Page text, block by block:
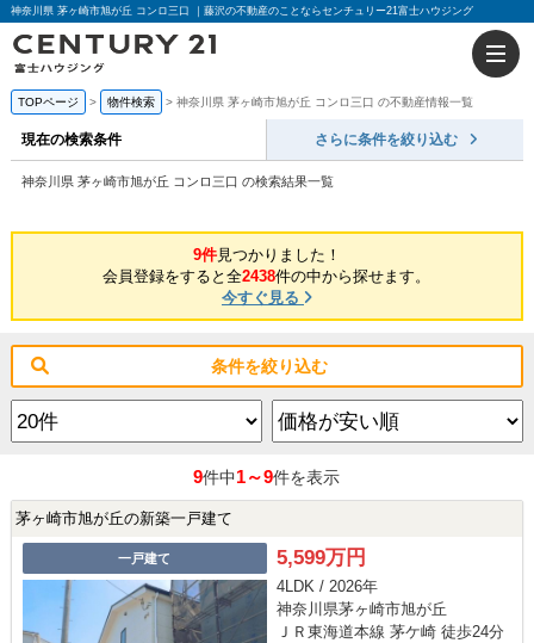
神奈川県 茅ヶ崎市旭が丘 コンロ三口 ｜藤沢の不動産のことならセンチュリー21富士ハウジング
TOPページ 物件検索 神奈川県 茅ヶ崎市旭が丘 コンロ三口 の不動産情報一覧
現在の検索条件 さらに条件を絞り込む
神奈川県 茅ヶ崎市旭が丘 コンロ三口 の検索結果一覧
9件見つかりました！
会員登録をすると全2438件の中から探せます。
今すぐ見る
条件を絞り込む
9件中1～9件を表示
茅ヶ崎市旭が丘の新築一戸建て
一戸建て 5,599万円
4LDK / 2026年
神奈川県茅ヶ崎市旭が丘
ＪＲ東海道本線 茅ケ崎 徒歩24分